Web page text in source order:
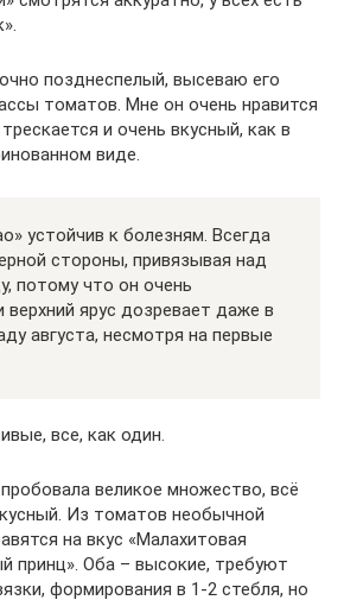
позднеспелый, высеваю его
томатов. Мне он очень нравится
и очень вкусный, как в
виде.
устойчив к болезням. Всегда
стороны, привязывая над
потому что он очень
ярус дозревает даже в
августа, несмотря на первые
все, как один.
великое множество, всё
Из томатов необычной
на вкус «Малахитовая
принц». Оба – высокие, требуют
формирования в 1-2 стебля, но